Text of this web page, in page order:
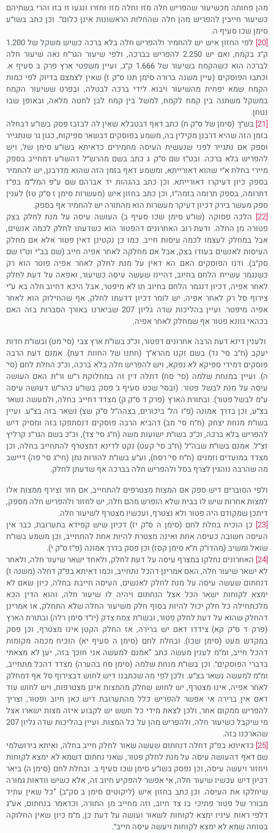
מהן פחותה מכשיעור שהפריש חלה מזו וחלה מזו וחזרו ונגעו זו בזו והרי בשתיהם
כשיעור חייבין להפריש מהן חלה שהחלות הראשונות אינן כלום״. וכן כתב בשו׳׳ע
סימן שכו סעיף ה.
[20]
לפי החזון איש יש להחמיר ולהפריש חלה בלא ברכה כשיש משקל של 1.200
ק׳׳ג בקמח, ואם יש 2.250 להפריש בברכה, ולפי שיעור הגר׳׳ח נאה שיעור חלה
לברכה הוא כשהקמח בשיעור של 1.666 ק׳׳ג, ועיין משפטי ארץ פרק ב סעיף א.
וכתבו הפוסקים (עיין משנה ברורה סימן תנו ס׳׳ק ז) שאין לצמצם בדיוק לפי כמות
הקמח שמא יפחית מהשיעור ויבוא לידי ברכה לבטלה, ובפרט ששיעור הקמח
במשקל משתנה בין קמח לקמח, למשל בין קמח לבן לחטה מלאה, ובאופן שבו
נטחן.
[21]
בש׳׳ך (סימן של ס׳׳ק ח) כתב דאף דבטבלא שאין לה לבזבז פסק בשו׳׳ע דבחלה
בזמן הזה שהיא דרבנן מקילין בה, משמע בפוסקים דבשאר ספיקות, כגון גר שנתגייר
וספק אם נתגייר לפני שנעשית העיסה מחמירים כדאיתא בשו׳׳ע סימן של, ויש
להפריש בלא ברכה. ובט׳׳ז שם ס׳׳ק ג כתב בשם מהרש׳׳ל דהשו׳׳ע דמחייב בספק
מיירי בחלת א׳׳י שהוא דאורייתא, ומשמע דאף בזמן הזה שהוא מדרבנן, יש להחמיר
בספק כיון דעיקרו דאורייתא. וכן כתב בהגהות יד אברהם שם ע׳׳פ המל׳׳מ בפ׳׳ז
דתרומה, בספק תרומה בזמה׳׳ז, וכן כתב בחזון איש (מעשרות סימן ז ס׳׳ק טז) לענין
ספק מעשר בירק דכיון דעיקר מעשרות הוא מהתורה יש להחמיר אף בספק.
[22]
הלכה פסוקה (שו׳׳ע סימן שכו סעיף ב) העושה עיסה על מנת לחלק בצק
פטורה מן החלה. ודעת רוב האחרונים דהפטור הוא כשדעתו לחלק לכמה אנשים,
אבל במחלק לעצמו לכמה עיסות חייב. כמו כן נקטינן דאין פטור אלא אם מחלק
העיסות לאנשים בעודו בצק, אבל אם מחלקה לאחר אפיה חייב (שם בב׳׳י וט׳׳ז שם
סק׳׳ב). ודנו הפוסקים האם הא דאין על מנת לחלק לאחר אפיה פוטר הוא רק
כשנגמר עשיית הלחם בחיוב, דהיינו שעשה עיסה כשיעור, ואפאה על דעת לחלק
לאחר אפיה, דכיון דנגמר הלחם בחיוב תו לא מיפטר, אבל היכא דחיוב חלה בא ע׳׳י
צירוף סל רק לאחר אפיה, יש לומר דכיון דדעתו לחלק, אף שהחילוק הוא לאחר
אפיה מיפטר. ועיין בהליכות שדה גליון 207 שביארנו באורך הסברות בזה האם
בכהאי גוונא פטור אף שמחלק לאחר אפיה.
ולענין דינא דעת הרבה אחרונים דפטור, וכ׳׳כ בשו׳׳ת ארץ צבי (סי׳ מט) ובשו׳׳ת חדות
יעקב (ח׳׳ב סי׳ נד) בשם זקנו מהרא׳׳ך (חתנו של החוות דעת). אמנם דעת הרבה
פוסקים דמידי ספיקא לא נפקא, ויש להפריש חלה בלא ברכה, וכ׳׳כ החלת לחם (סי׳
ה). ועיין במנחת שלמה (סי׳ סח) דתלה דין זה במחלוקת ר׳׳ש ור׳׳ת האם העושה
עיסה על מנת לבשל פטור. (ובסי׳ שכט סעיף ג׳ פסק בשו׳׳ע כהר׳׳ש דעושה עיסה
ע׳׳מ לבשל פטור). ובתורת הארץ (פרק ד ס׳׳ק ק) מצדד דחייב בחלה, ולמעשה נשאר
בצ׳׳ע, וכן בדרך אמונה (פ׳׳ו הל׳ ביכורים, בצהה׳׳ל ס׳׳ק שצ) נשאר בזה בצ׳׳ע. ועיין
בשו׳׳ת מנחת יצחק (ח׳׳ח סי׳ מב) דהביא הרבה פוסקים דנסתפקו בזה ומסיק דיש
להפריש בלא ברכה, וכ׳׳כ בשו׳׳ת ישועות משה (ח׳׳ג סי׳ צד), וכ׳׳כ בשם הגר׳׳נ קרליץ
זצ׳׳ל. אמנם בשו׳׳ת שבה׳׳ל (ח׳׳ב סי׳ קעט) נקט לדינא דמצטרף להתחייב בחלה, וכן
מצדד במועדים וזמנים (ח׳׳ח סי׳ רסח), וע׳׳ע בשו׳׳ת להורות נתן (חי׳׳ג סי׳ פה) דיישב
מה שהרבה נוהגין לצרף בסל ולהפריש חלה בברכה אף שדעתן לחלק.
ולפי הסוברים דיש ספק אם המצות מצטרפים להתחייב, אם חזר וצירף ממצות אלו
למצות אחרות שיש לו בבית שלא הופרש מהם חלה, יש לחזור ולהפריש חלה מספק,
דיתכן שמקודם היה פטור ולא נצטרף, ועכשיו מצטרף לשיעור חלה.
[23]
כן הוכיח בחלת לחם (סימן ה ס״ק יז) דכיון שיש קפידא בתערובת, כבר אין
העיסה חשובה כעיסה אחת ואינה מצטרת להיות אחת להתחייב, וכן משמע בשו׳׳ת
שואל ומשיב (מהדו׳׳ק ח׳׳א סימן קסז) וכן פסק בדרך אמונה (פ׳׳ז ס׳׳ק י).
[24]
האחרונים נחלקו במצרף עיסה על דעת לחלק, ולאחד ישאר שיעור חלה, ולאחר
לא ישאר שיעור חלה, האם אמרינן דהכל נתחייב, וכמו דאיתא בפ׳׳ק דחלה (משנה ז)
דנחתום שעשה עיסה על מנת לחלק לאנשים, העיסה חייבת בחלה, כיון שאם לא
ימצא לקוחות ישאר הכל אצל הנחתום ויהיה לו שיעור חלה, והוא הדין הכא
מלכתחילה כל חלק יכול להיות בסוף חלק משיעור החלה שלא התחלק, או אמרינן
דהחלק שהוא על דעת לחלק פטור, ובשו׳׳ת צמח צדק (יו׳׳ד סימן רלה) ובתורת הארץ
(פרק ד ס׳׳ק קא) צידדו דאם יש ברירה, אז החלק הקטן אינו מצטרף, וכן פסק
במקדש מעט (סימן שכו). ובחלת לחם (סימן ה סעיף יא) הוכיח מכמה מקומות
דהכל חייב, ומ׳׳מ לענין מעשה כתב ”אמנם למעשה אני חוכך בזה, יען לא מצאתי
בדברי הפוסקים״. וכן בשו׳׳ת מנחת שלמה (סימן סח בהערה) מצדד דהכל מתחייב,
ומ׳׳מ למעשה נשאר בצ׳׳ע. ולכן לפי מה שכתבנו דיש לחוש דבצירוף סל אף דמחלק
לאחר אפיה, אינו מצטרף, יש לחוש שחלק מהמצות אינן מצטרפות, ויש לחוש עוד
דאם אין ברירה אי אפשר להפריש כלל מהתערובת דיש כאן חיוב ופטור, וצריך
להפריש ממקום אחר, ולכן לצאת מידי כל חשש יש לקבוע איזה מצות ישארו אצל
מי שיקבל כשיעור חלה, ולהפריש מהן על כל המצות. ועיין בהליכות שדה גליון 207
שהארכנו בזה.
[25]
כדאיתא בפ׳׳ק דחלה דנחתום שעשה שאור לחלק חייב בחלה, ואיתא בירושלמי
שם דאף דהעושה עיסה על מנת לחלק פטור, שאני נחתום דשמא לא ימצא לקוחות
ויחזור ויעשה עיסה, וכן נפסק בשו׳׳ע סימן שכו סעיף ב. ובחלת לחם (סימן ה) ביאר
דכיון דיש עכשיו שיעור חלה, אי אפשר להפקיע חיוב זה, אלא כשיש וודאות גמורה
שיחלקו את העיסה. וכן כתב בחזון איש (ליקוטים סימן ב סק׳׳ב) ”כל שאין עתיד
מבורר של פטור פתיכי בו צד חיוב, וזה מחייב מן התורה, וכדאמר בנחתום, אע״ג
דלפי ראות עיניו ימצא לקוחות לשאור ועושה על דעת כן, מ״מ כיון שאין החלוקה
בטוחה שמא לא ימצא לקוחות ויעשה עיסה חייב״.